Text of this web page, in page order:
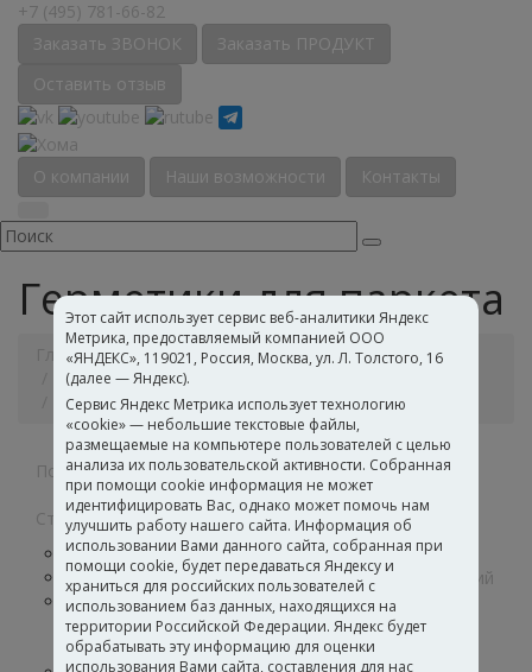
+7 (495) 781-66-82
Заказать ЗВОНОК
Заказать ПРОДУКТ
Оставить отзыв
О компании Наши возможности Контакты
Герметики для паркета
Главная Каталог
Строительная химия
Материалы для укладки паркета
Герметики для паркета
Полимерные дисперсии
Строительная химия
Грунтовки для подготовки основания
Материалы для укладки гибких напольных покрытий
Материалы для укладки паркета
Клеи для паркета
Герметики для паркета
Этот сайт использует сервис веб-аналитики Яндекс
Метрика, предоставляемый компанией ООО
«ЯНДЕКС», 119021, Россия, Москва, ул. Л. Толстого, 16
(далее — Яндекс).
Сервис Яндекс Метрика использует технологию
«cookie» — небольшие текстовые файлы,
размещаемые на компьютере пользователей с целью
анализа их пользовательской активности. Собранная
при помощи cookie информация не может
идентифицировать Вас, однако может помочь нам
улучшить работу нашего сайта. Информация об
использовании Вами данного сайта, собранная при
помощи cookie, будет передаваться Яндексу и
храниться для российских пользователей с
использованием баз данных, находящихся на
территории Российской Федерации. Яндекс будет
обрабатывать эту информацию для оценки
использования Вами сайта, составления для нас